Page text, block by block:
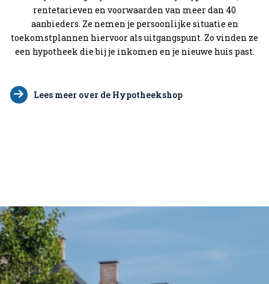
rentetarieven en voorwaarden van meer dan 40
aanbieders. Ze nemen je persoonlijke situatie en
toekomstplannen hiervoor als uitgangspunt. Zo vinden ze
een hypotheek die bij je inkomen en je nieuwe huis past.
Lees meer over de Hypotheekshop